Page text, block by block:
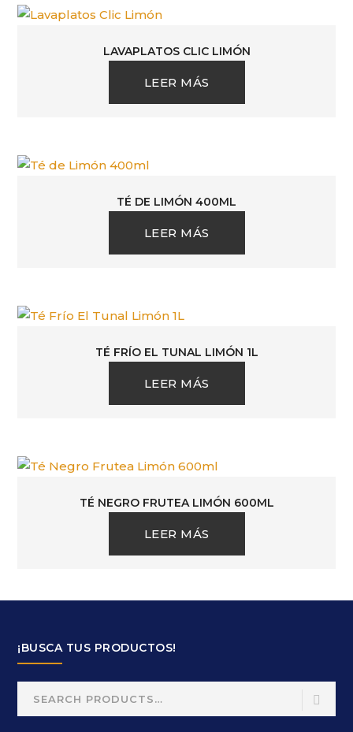
LAVAPLATOS CLIC LIMÓN
LEER MÁS
TÉ DE LIMÓN 400ML
LEER MÁS
TÉ FRÍO EL TUNAL LIMÓN 1L
LEER MÁS
TÉ NEGRO FRUTEA LIMÓN 600ML
LEER MÁS
¡BUSCA TUS PRODUCTOS!